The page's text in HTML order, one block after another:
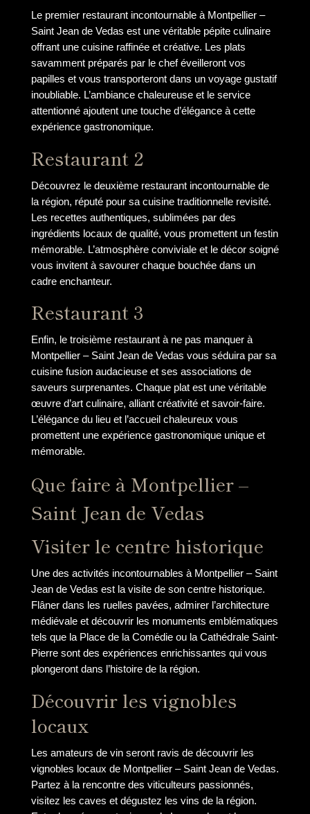
Le premier restaurant incontournable à Montpellier –
Saint Jean de Vedas est une véritable pépite culinaire
offrant une cuisine raffinée et créative. Les plats
savamment préparés par le chef éveilleront vos
papilles et vous transporteront dans un voyage gustatif
inoubliable. L’ambiance chaleureuse et le service
attentionné ajoutent une touche d’élégance à cette
expérience gastronomique.
Restaurant 2
Découvrez le deuxième restaurant incontournable de
la région, réputé pour sa cuisine traditionnelle revisité.
Les recettes authentiques, sublimées par des
ingrédients locaux de qualité, vous promettent un festin
mémorable. L’atmosphère conviviale et le décor soigné
vous invitent à savourer chaque bouchée dans un
cadre enchanteur.
Restaurant 3
Enfin, le troisième restaurant à ne pas manquer à
Montpellier – Saint Jean de Vedas vous séduira par sa
cuisine fusion audacieuse et ses associations de
saveurs surprenantes. Chaque plat est une véritable
œuvre d’art culinaire, alliant créativité et savoir-faire.
L’élégance du lieu et l’accueil chaleureux vous
promettent une expérience gastronomique unique et
mémorable.
Que faire à Montpellier –
Saint Jean de Vedas
Visiter le centre historique
Une des activités incontournables à Montpellier – Saint
Jean de Vedas est la visite de son centre historique.
Flâner dans les ruelles pavées, admirer l’architecture
médiévale et découvrir les monuments emblématiques
tels que la Place de la Comédie ou la Cathédrale Saint-
Pierre sont des expériences enrichissantes qui vous
plongeront dans l’histoire de la région.
Découvrir les vignobles
locaux
Les amateurs de vin seront ravis de découvrir les
vignobles locaux de Montpellier – Saint Jean de Vedas.
Partez à la rencontre des viticulteurs passionnés,
visitez les caves et dégustez les vins de la région.